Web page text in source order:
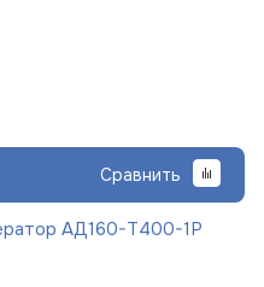
Сравнить
АД160-Т400-1Р